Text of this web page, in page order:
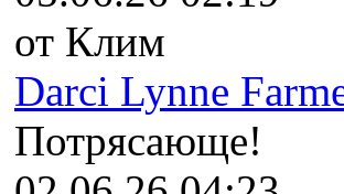
от Клим
Darci Lynne
Потрясающе!